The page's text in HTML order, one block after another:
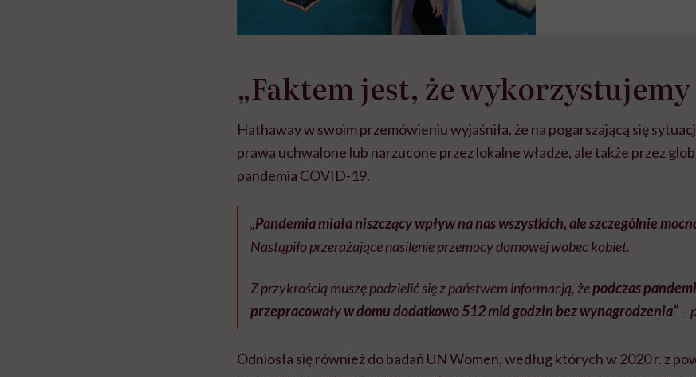
„Faktem jest, że
Hathaway w swoim przemówieniu wyjaśniła, że na pogarszającą się
prawa uchwalone lub narzucone przez lokalne władze, ale także przez
pandemia COVID-19.
„Pandemia miała niszczący wpływ na nas wszystkich, ale szczególnie
Nastąpiło przerażające nasilenie przemocy domowej wobec kobiet.
Z przykrością muszę podzielić się z państwem informacją, żepodczas
przepracowały w domu dodatkowo 512 mld godzin bez wynagrodzenia”–
Odniosła się również do badań UN Women, według których w 2020 r. z